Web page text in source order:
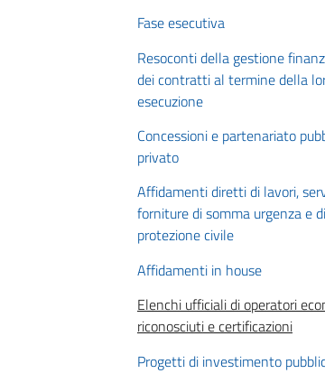
Fase esecutiva
Resoconti della gestione
dei contratti al termine della
esecuzione
Concessioni e partenariato
privato
Affidamenti diretti di lavori,
forniture di somma urgenza e di
protezione civile
Affidamenti in house
Elenchi ufficiali di operatori
riconosciuti e certificazioni
Progetti di investimento